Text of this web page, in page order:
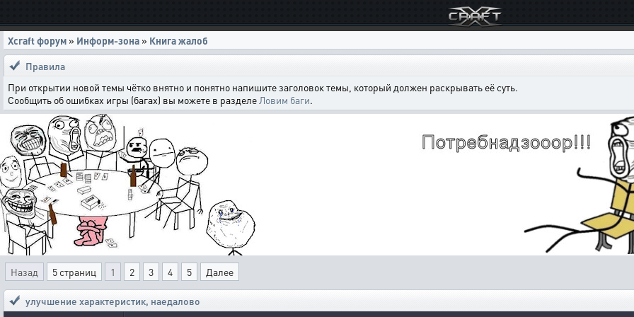
Xcraft форум » Информ-зона » Книга жалоб
Правила
При открытии новой темы чётко внятно и понятно напишите заголовок темы, который должен раскрывать её суть.
Сообщить об ошибках игры (багах) вы можете в разделе Ловим баги.
Назад 5 страниц 1 2 3 4 5 Далее
улучшение характеристик, наедалово